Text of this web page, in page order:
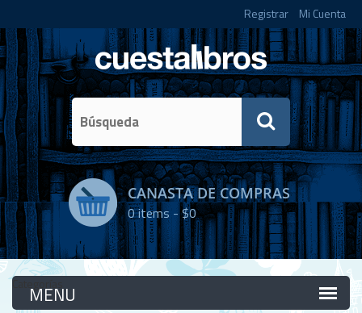
Registrar Mi Cuenta
CANASTA DE COMPRAS
0items -$0
Categorías